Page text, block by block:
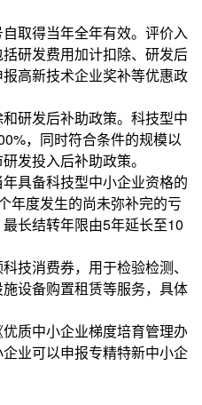
取得当年全年有效。评价入
研发费用加计扣除、研发后
高新技术企业奖补等优惠政
和研发后补助政策。科技型中
，同时符合条件的规模以
发投入后补助政策。
年具备科技型中小企业资格的
年度发生的尚未弥补完的亏
长结转年限由5年延长至10
技消费券，用于检验检测、
设备购置租赁等服务，具体
优质中小企业梯度培育管理办
业可以申报专精特新中小企